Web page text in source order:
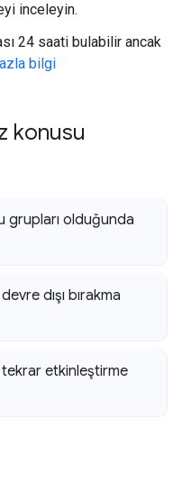
inceleyin.
24 saati bulabilir ancak
bilgi
konusu
grupları olduğunda
dışı bırakma
etkinleştirme